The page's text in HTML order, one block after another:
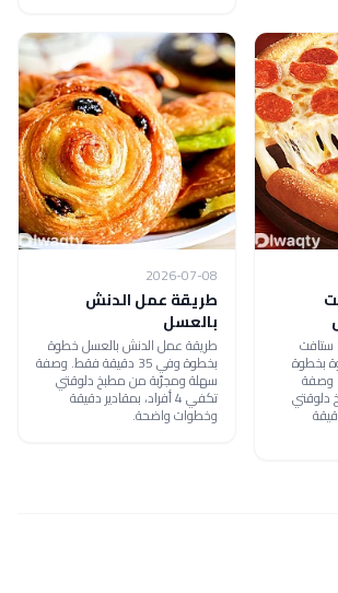
ستافت
بخطوة
وصفة
دلوقتي
دقيقة
2026-07-08
طريقة عمل الدنش
بالعسل
طريقة عمل الدنش بالعسل خطوة
بخطوة وفي 35 دقيقة فقط. وصفة
سهلة ومجرّبة من مطبخ دلوقتي
تكفي 4 أفراد، بمقادير دقيقة
وخطوات واضحة.